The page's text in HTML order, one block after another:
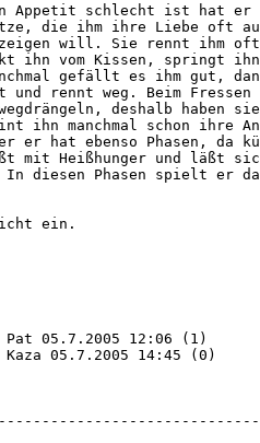
Appetit schlecht ist hat
die ihm ihre Liebe oft
zeigen will. Sie rennt ihm
ihn vom Kissen, springt
gefällt es ihm gut,
und rennt weg. Beim
deshalb haben
ihn manchmal schon ihre
er hat ebenso Phasen, da
mit Heißhunger und läßt
diesen Phasen spielt er
ein.
Pat 05.7.2005 12:06 (1)
Kaza 05.7.2005 14:45 (0)